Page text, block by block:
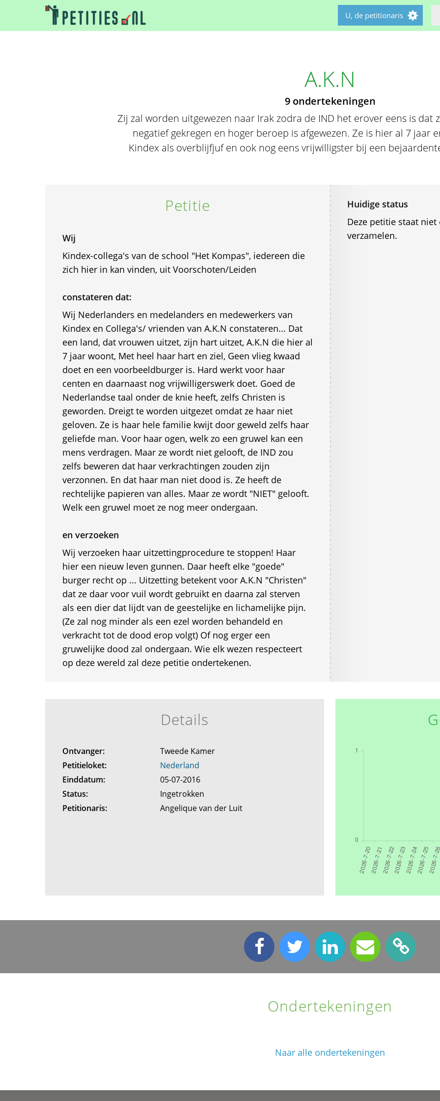
U, de petitionaris
A.K.N
9 ondertekeningen
Zij zal worden uitgewezen naar Irak zodra de IND het erover eens is dat
negatief gekregen en hoger beroep is afgewezen. Ze is hier al 7 jaar
Kindex als overblijfjuf en ook nog eens vrijwilligster bij een
Petitie
Wij
Kindex-collega's van de school "Het Kompas", iedereen die
zich hier in kan vinden, uit Voorschoten/Leiden
constateren dat:
Wij Nederlanders en medelanders en medewerkers van
Kindex en Collega's/ vrienden van A.K.N constateren... Dat
een land, dat vrouwen uitzet, zijn hart uitzet, A.K.N die hier al
7 jaar woont, Met heel haar hart en ziel, Geen vlieg kwaad
doet en een voorbeeldburger is. Hard werkt voor haar
centen en daarnaast nog vrijwilligerswerk doet. Goed de
Nederlandse taal onder de knie heeft, zelfs Christen is
geworden. Dreigt te worden uitgezet omdat ze haar niet
geloven. Ze is haar hele familie kwijt door geweld zelfs haar
geliefde man. Voor haar ogen, welk zo een gruwel kan een
mens verdragen. Maar ze wordt niet gelooft, de IND zou
zelfs beweren dat haar verkrachtingen zouden zijn
verzonnen. En dat haar man niet dood is. Ze heeft de
rechtelijke papieren van alles. Maar ze wordt "NIET" gelooft.
Welk een gruwel moet ze nog meer ondergaan.
en verzoeken
Wij verzoeken haar uitzettingprocedure te stoppen! Haar
hier een nieuw leven gunnen. Daar heeft elke "goede"
burger recht op ... Uitzetting betekent voor A.K.N "Christen"
dat ze daar voor vuil wordt gebruikt en daarna zal sterven
als een dier dat lijdt van de geestelijke en lichamelijke pijn.
(Ze zal nog minder als een ezel worden behandeld en
verkracht tot de dood erop volgt) Of nog erger een
gruwelijke dood zal ondergaan. Wie elk wezen respecteert
op deze wereld zal deze petitie ondertekenen.
Huidige status
Deze petitie staat
verzamelen.
Details
Ontvanger:
Tweede Kamer
Petitieloket:
Nederland
Einddatum:
05-07-2016
Status:
Ingetrokken
Petitionaris:
Angelique van der Luit
Ondertekeningen
Naar alle ondertekeningen